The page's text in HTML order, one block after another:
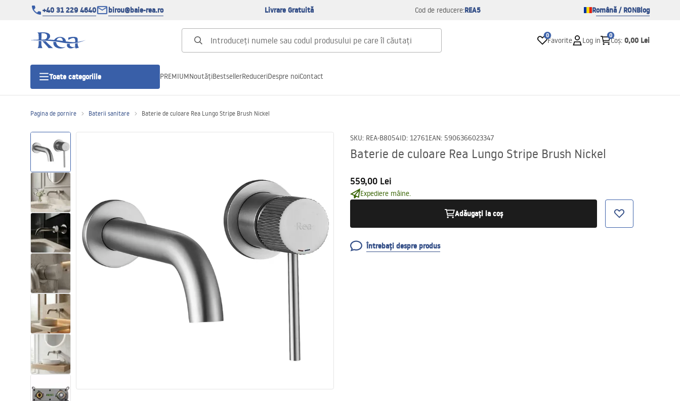
+40 31 229 4640 birou@baie-rea.ro Livrare Gratuită Cod de reducere:REA5 Română / RONBlog
0
Favorite Log in
0
Coș: 0,00 Lei
Toate categoriile
Usi pentru cabine de dus
Cadite de dus
Rigole Liniare
Vase WC si Bideuri
Lavoare
Cazi cu paravane
Baterii sanitare
Dusuri
PREMIUMNoutățiBestsellerReduceriDespre noiContact
Pagina de pornire Baterii sanitare Baterie de culoare Rea Lungo Stripe Brush Nickel
SKU: REA-B8054ID: 12761EAN: 5906366023347
Baterie de culoare Rea Lungo Stripe Brush Nickel
559,00 Lei
Expediere mâine.
Adăugați la coș
Întrebați despre produs